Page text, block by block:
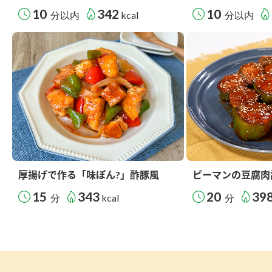
10 分以内 342 kcal 10 分以内
厚揚げで作る「味ぽん?」酢豚風
15 分 343 kcal
ピーマンの豆腐
20 分